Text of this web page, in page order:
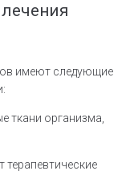
имеют следующие
ткани организма,